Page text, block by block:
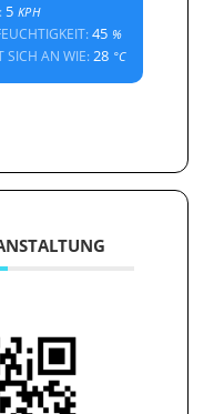
5 KPH
45 %
SICH AN WIE:28 °C